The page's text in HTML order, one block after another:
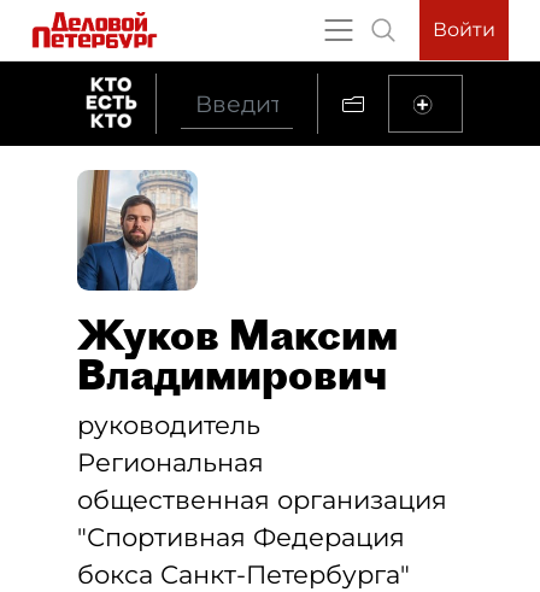
Войти
Жуков Максим
Владимирович
руководитель
Региональная
общественная организация
"Спортивная Федерация
бокса Санкт-Петербурга"